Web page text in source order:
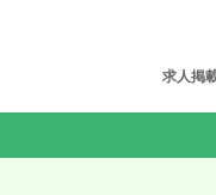
求人掲